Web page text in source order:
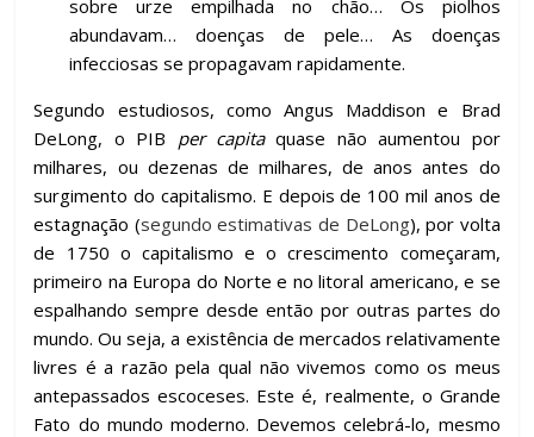
sobre urze empilhada no chão… Os piolhos
abundavam… doenças de pele… As doenças
infecciosas se propagavam rapidamente.
Segundo estudiosos, como Angus Maddison e Brad
DeLong, o PIB per capitaquase não aumentou por
milhares, ou dezenas de milhares, de anos antes do
surgimento do capitalismo. E depois de 100 mil anos de
estagnação (segundo estimativas de DeLong), por volta
de 1750 o capitalismo e o crescimento começaram,
primeiro na Europa do Norte e no litoral americano, e se
espalhando sempre desde então por outras partes do
mundo. Ou seja, a existência de mercados relativamente
livres é a razão pela qual não vivemos como os meus
antepassados escoceses. Este é, realmente, o Grande
Fato do mundo moderno. Devemos celebrá-lo, mesmo